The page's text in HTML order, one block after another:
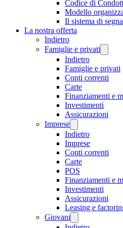
Codice di
Modello
Il sistema di
La nostra offerta
Indietro
Famiglie e privati
Indietro
Famiglie e privati
Conti correnti
Carte
Finanziamenti e
Investimenti
Assicurazioni
Imprese
Indietro
Imprese
Conti correnti
Carte
POS
Finanziamenti e
Investimenti
Assicurazioni
Leasing e
Giovani